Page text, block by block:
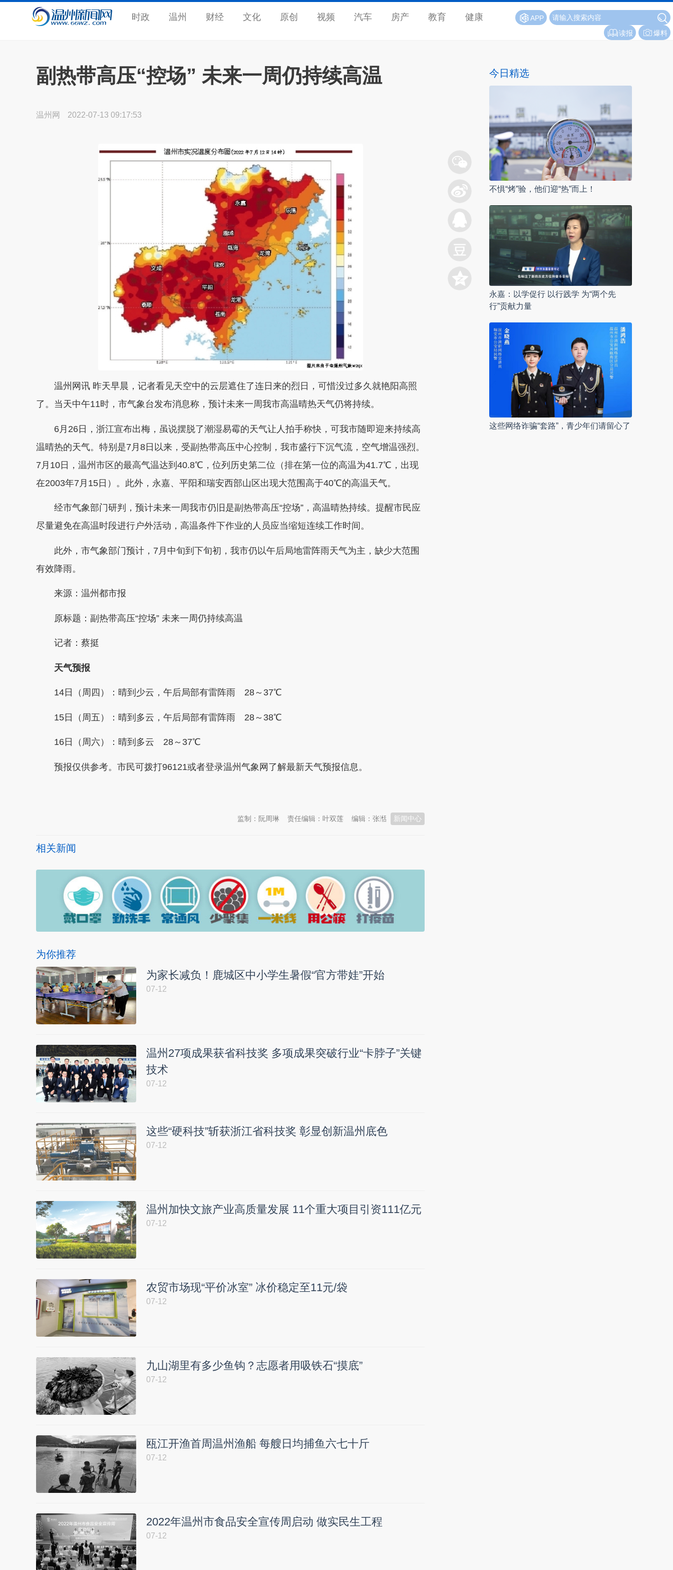
时政 温州 财经 文化 原创 视频 汽车 房产 教育 健康
APP
爆料
读报
副热带高压“控场” 未来一周仍持续高温
温州网 2022-07-13 09:17:53
温州网讯 昨天早晨，记者看见天空中的云层遮住了连日来的烈日，可惜没过多久就艳阳高照
了。当天中午11时，市气象台发布消息称，预计未来一周我市高温晴热天气仍将持续。
6月26日，浙江宣布出梅，虽说摆脱了潮湿易霉的天气让人拍手称快，可我市随即迎来持续高
温晴热的天气。特别是7月8日以来，受副热带高压中心控制，我市盛行下沉气流，空气增温强烈。
7月10日，温州市区的最高气温达到40.8℃，位列历史第二位（排在第一位的高温为41.7℃，出现
在2003年7月15日）。此外，永嘉、平阳和瑞安西部山区出现大范围高于40℃的高温天气。
经市气象部门研判，预计未来一周我市仍旧是副热带高压“控场”，高温晴热持续。提醒市民应
尽量避免在高温时段进行户外活动，高温条件下作业的人员应当缩短连续工作时间。
此外，市气象部门预计，7月中旬到下旬初，我市仍以午后局地雷阵雨天气为主，缺少大范围
有效降雨。
来源：温州都市报
原标题： 副热带高压“控场” 未来一周仍持续高温
记者：蔡挺
天气预报
14日（周四）：晴到少云，午后局部有雷阵雨 28～37℃
15日（周五）：晴到多云，午后局部有雷阵雨 28～38℃
16日（周六）：晴到多云 28～37℃
预报仅供参考。市民可拨打96121或者登录温州气象网了解最新天气预报信息。
新闻中心
编辑：张湉
责任编辑：叶双莲
监制：阮周琳
相关新闻
为你推荐
为家长减负！鹿城区中小学生暑假“官方带娃”开始
07-12
温州27项成果获省科技奖 多项成果突破行业“卡脖子”关键
技术
07-12
这些“硬科技”斩获浙江省科技奖 彰显创新温州底色
07-12
温州加快文旅产业高质量发展 11个重大项目引资111亿元
07-12
农贸市场现“平价冰室” 冰价稳定至11元/袋
07-12
九山湖里有多少鱼钩？志愿者用吸铁石“摸底”
07-12
瓯江开渔首周温州渔船 每艘日均捕鱼六七十斤
07-12
2022年温州市食品安全宣传周启动 做实民生工程
07-12
今日精选
不惧“烤”验，他们迎“热”而上！
永嘉：以学促行 以行践学 为“两个先
行”贡献力量
这些网络诈骗“套路”，青少年们请留心了